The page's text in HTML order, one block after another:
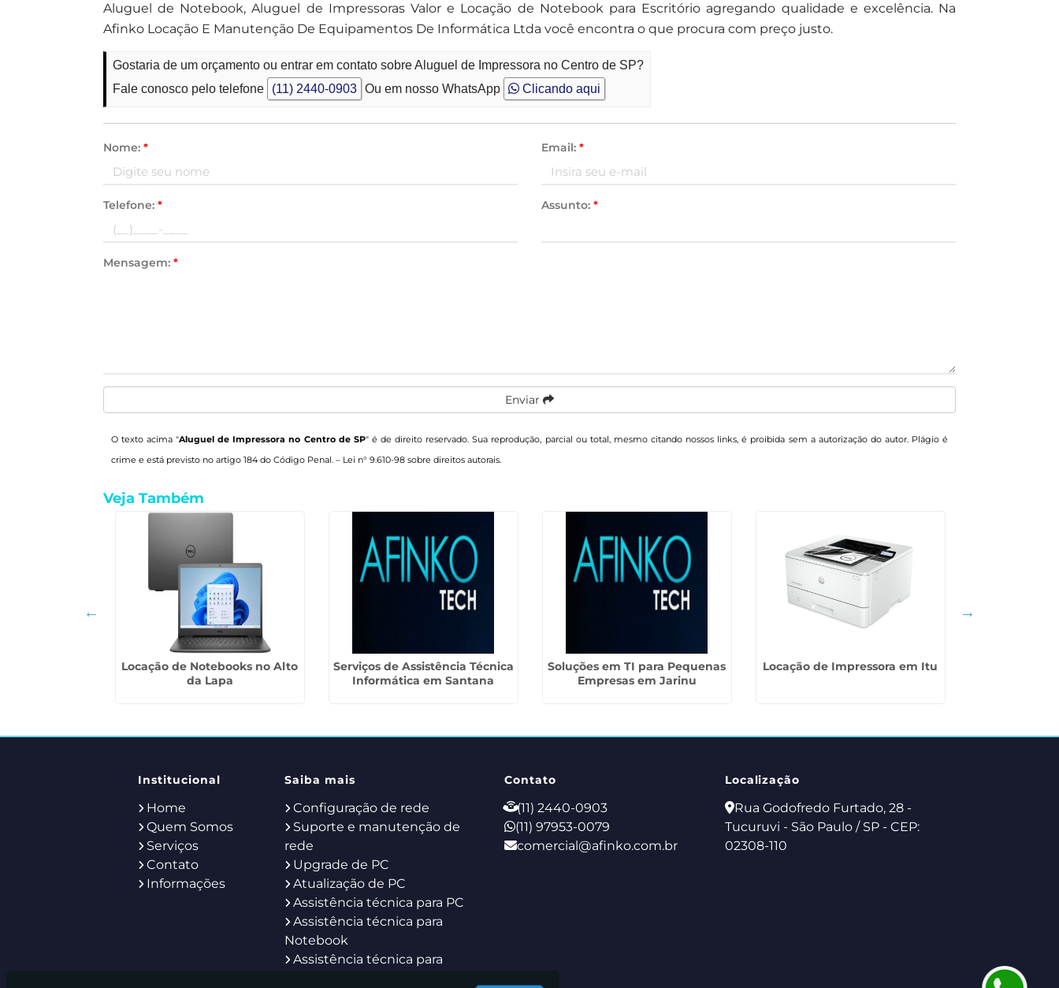
Aluguel de Notebook, Aluguel de Impressoras Valor e Locação de Notebook para Escritório agregando qualidade e excelência. Na
Afinko Locação E Manutenção De Equipamentos De Informática Ltda você encontra o que procura com preço justo.
Gostaria de um orçamento ou entrar em contato sobre Aluguel de Impressora no Centro de SP?
Fale conosco pelo telefone
(11) 2440-0903 Ou em nosso WhatsApp Clicando aqui
Nome: * Email: *
Telefone: * Assunto: *
Mensagem: *
Enviar
O texto acima "Aluguel de Impressora no Centro de SP" é de direito reservado. Sua reprodução, parcial ou total, mesmo citando nossos links, é proibida sem a autorização do autor. Plágio é
crime e está previsto no artigo 184 do Código Penal. – Lei n° 9.610-98 sobre direitos autorais.
Veja Também
Locação de Notebooks no Alto
da Lapa
Serviços de Assistência Técnica
Informática em Santana
Soluções em TI para Pequenas
Empresas em Jarinu
Locação de Impressora em Itu
Institucional
Home
Quem Somos
Serviços
Contato
Informações
Saiba mais
Configuração de rede
Suporte e manutenção de
rede
Upgrade de PC
Atualização de PC
Assistência técnica para PC
Assistência técnica para
Notebook
Assistência técnica para
Contato
(11) 2440-0903
(11) 97953-0079
comercial@afinko.com.br
Localização
Rua Godofredo Furtado, 28 -
Tucuruvi - São Paulo / SP - CEP:
02308-110